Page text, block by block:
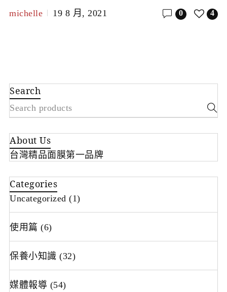
michelle 19 8 月, 2021 4
0
Search
About Us
台灣精品面膜第一品牌
Categories
Uncategorized (1)
使用篇 (6)
保養小知識 (32)
媒體報導 (54)